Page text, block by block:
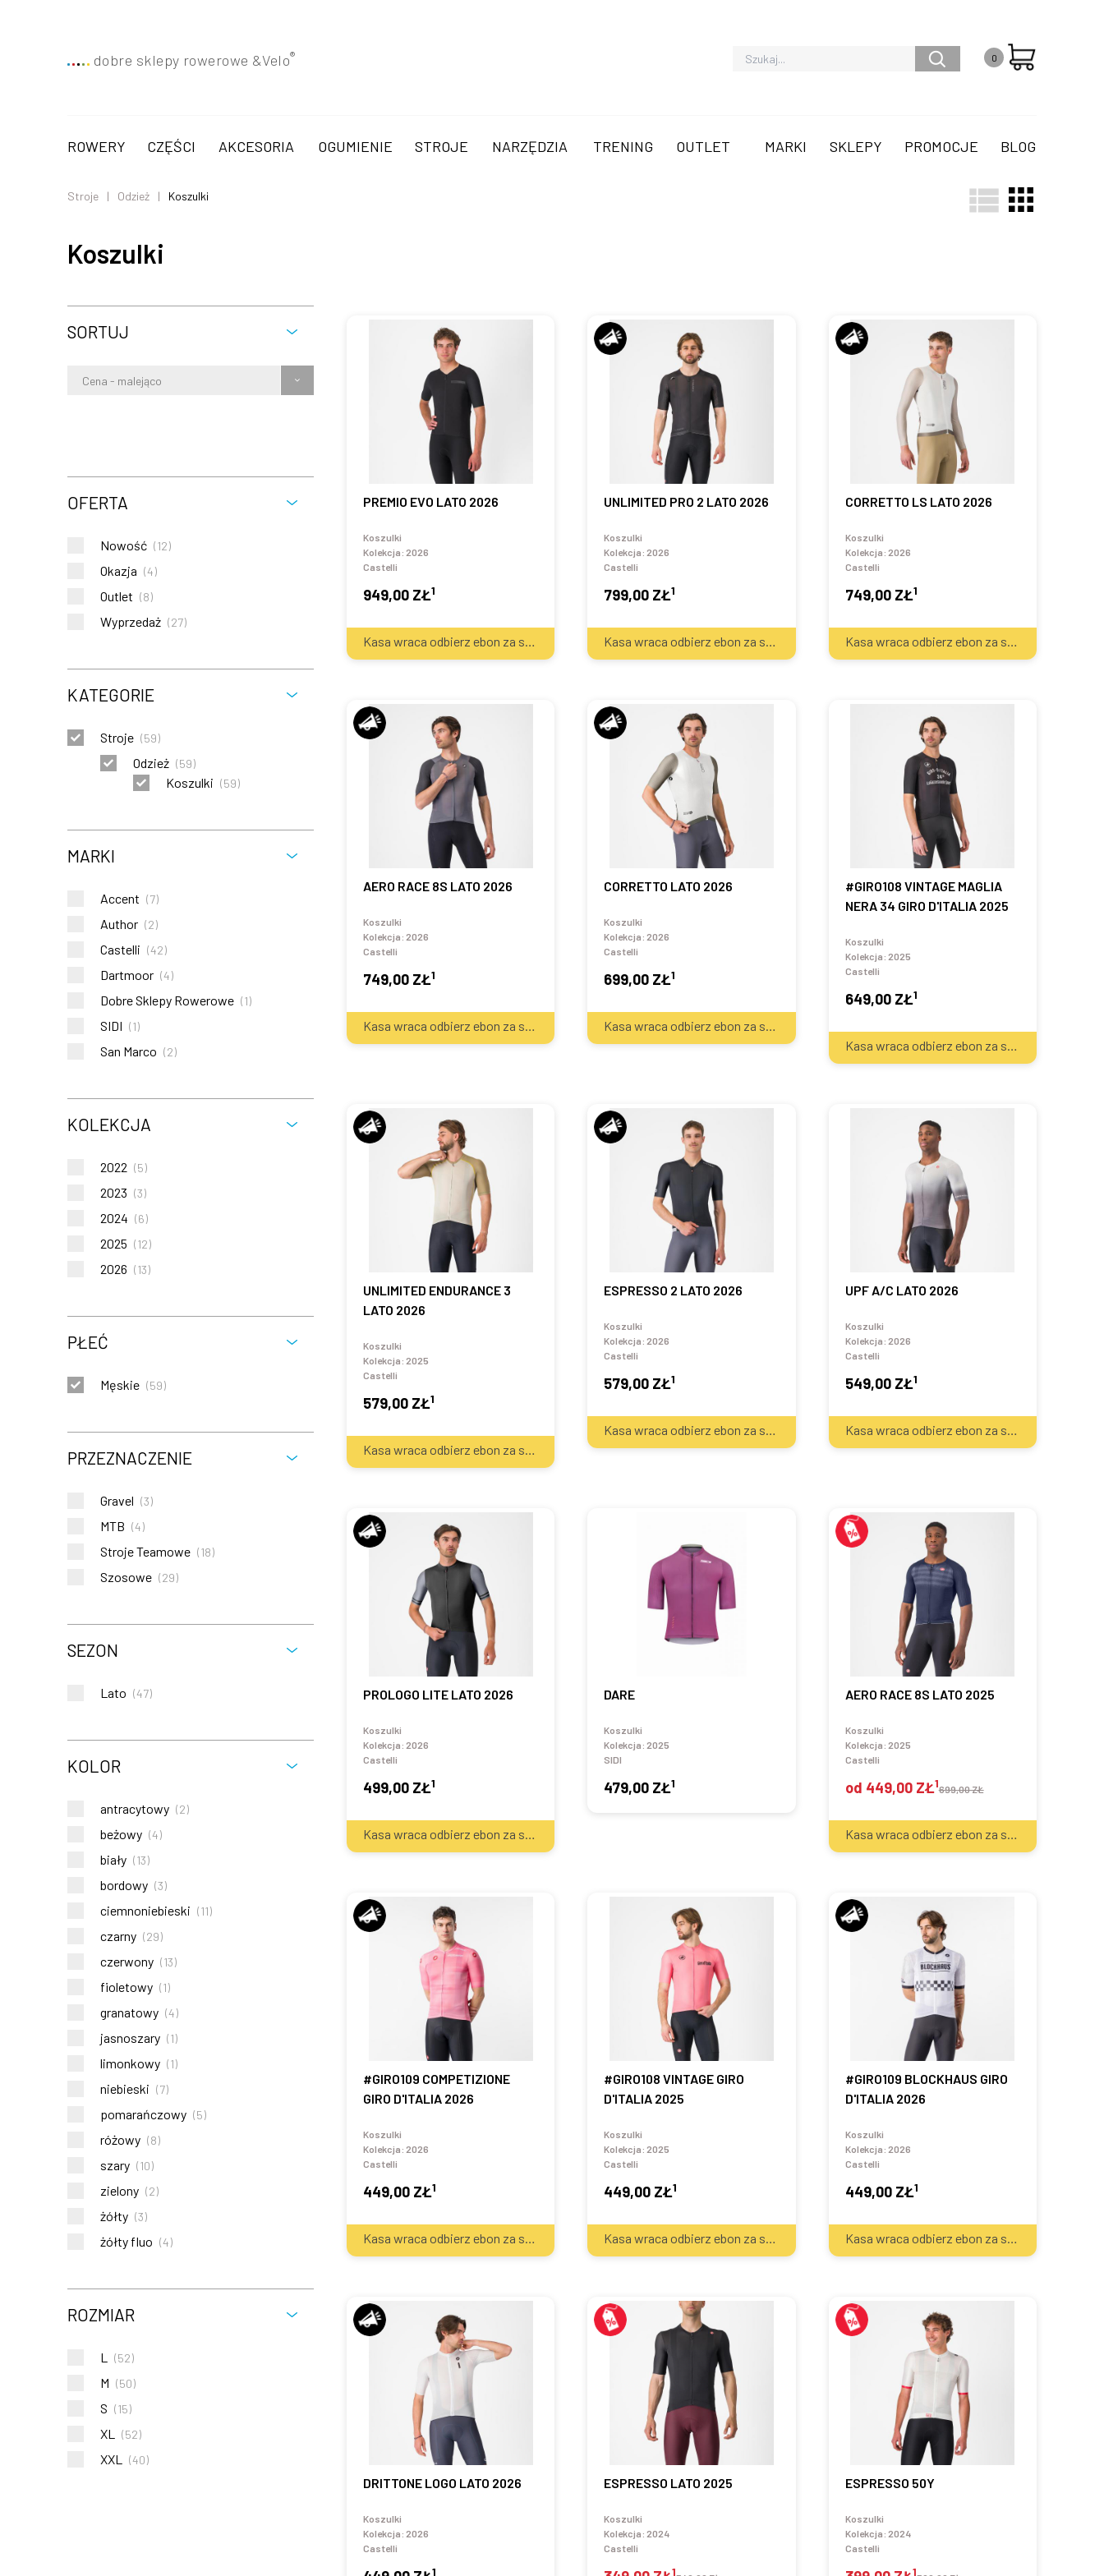
dobre sklepy rowerowe &Velo® 0
ROWERY CZĘŚCI AKCESORIA OGUMIENIE STROJE NARZĘDZIA TRENING OUTLET MARKI SKLEPY PROMOCJE BLOG
Stroje Odzież Koszulki
Koszulki
SORTUJ
Cena - malejąco
OFERTA
Nowość (12)
Okazja (4)
Outlet (8)
Wyprzedaż (27)
KATEGORIE
Stroje (59)
Odzież (59)
Koszulki (59)
MARKI
Accent (7)
Author (2)
Castelli (42)
Dartmoor (4)
Dobre Sklepy Rowerowe (1)
SIDI (1)
San Marco (2)
KOLEKCJA
2022 (5)
2023 (3)
2024 (6)
2025 (12)
2026 (13)
PŁEĆ
Męskie (59)
PRZEZNACZENIE
Gravel (3)
MTB (4)
Stroje Teamowe (18)
Szosowe (29)
SEZON
Lato (47)
KOLOR
antracytowy (2)
beżowy (4)
biały (13)
bordowy (3)
ciemnoniebieski (11)
czarny (29)
czerwony (13)
fioletowy (1)
granatowy (4)
jasnoszary (1)
limonkowy (1)
niebieski (7)
pomarańczowy (5)
różowy (8)
szary (10)
zielony (2)
żółty (3)
żółty fluo (4)
ROZMIAR
L (52)
M (50)
S (15)
XL (52)
XXL (40)
PREMIO EVO LATO 2026
Koszulki
Kolekcja: 2026
Castelli
949,00 ZŁ1
Kasa wraca odbierz ebon za sprzęt
UNLIMITED PRO 2 LATO 2026
Koszulki
Kolekcja: 2026
Castelli
799,00 ZŁ1
Kasa wraca odbierz ebon za sprzęt
CORRETTO LS LATO 2026
Koszulki
Kolekcja: 2026
Castelli
749,00 ZŁ1
Kasa wraca odbierz ebon za sprzęt
AERO RACE 8S LATO 2026
Koszulki
Kolekcja: 2026
Castelli
749,00 ZŁ1
Kasa wraca odbierz ebon za sprzęt
CORRETTO LATO 2026
Koszulki
Kolekcja: 2026
Castelli
699,00 ZŁ1
Kasa wraca odbierz ebon za sprzęt
#GIRO108 VINTAGE MAGLIA
NERA 34 GIRO D'ITALIA 2025
Koszulki
Kolekcja: 2025
Castelli
649,00 ZŁ1
Kasa wraca odbierz ebon za sprzęt
UNLIMITED ENDURANCE 3
LATO 2026
Koszulki
Kolekcja: 2025
Castelli
579,00 ZŁ1
Kasa wraca odbierz ebon za sprzęt zł2
ESPRESSO 2 LATO 2026
Koszulki
Kolekcja: 2026
Castelli
579,00 ZŁ1
Kasa wraca odbierz ebon za sprzęt
UPF A/C LATO 2026
Koszulki
Kolekcja: 2026
Castelli
549,00 ZŁ1
Kasa wraca odbierz ebon za sprzęt
PROLOGO LITE LATO 2026
Koszulki
Kolekcja: 2026
Castelli
499,00 ZŁ1
Kasa wraca odbierz ebon za sprzęt
DARE
Koszulki
Kolekcja: 2025
SIDI
479,00 ZŁ1
AERO RACE 8S LATO 2025
Koszulki
Kolekcja: 2025
Castelli
od 449,00 ZŁ1699,00 ZŁ
Kasa wraca odbierz ebon za sprzęt
#GIRO109 COMPETIZIONE
GIRO D'ITALIA 2026
Koszulki
Kolekcja: 2026
Castelli
449,00 ZŁ1
Kasa wraca odbierz ebon za sprzęt
#GIRO108 VINTAGE GIRO
D'ITALIA 2025
Koszulki
Kolekcja: 2025
Castelli
449,00 ZŁ1
Kasa wraca odbierz ebon za sprzęt
#GIRO109 BLOCKHAUS GIRO
D'ITALIA 2026
Koszulki
Kolekcja: 2026
Castelli
449,00 ZŁ1
Kasa wraca odbierz ebon za sprzęt
DRITTONE LOGO LATO 2026
Koszulki
Kolekcja: 2026
Castelli
1
ESPRESSO LATO 2025
Koszulki
Kolekcja: 2024
Castelli
1
ESPRESSO 50Y
Koszulki
Kolekcja: 2024
Castelli
1